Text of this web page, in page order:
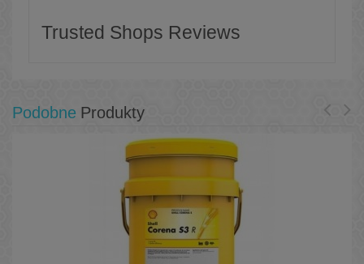
Trusted Shops Reviews
Podobne Produkty